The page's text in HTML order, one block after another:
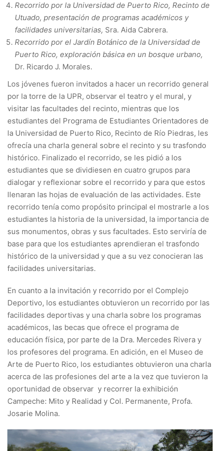
Recorrido por la Universidad de Puerto Rico, Recinto de
Utuado, presentación de programas académicos y
facilidades universitarias, Sra. Aida Cabrera.
Recorrido por el Jardín Botánico de la Universidad de
Puerto Rico, exploración básica en un bosque urbano,
Dr. Ricardo J. Morales.
Los jóvenes fueron invitados a hacer un recorrido general
por la torre de la UPR, observar el teatro y el mural, y
visitar las facultades del recinto, mientras que los
estudiantes del Programa de Estudiantes Orientadores de
la Universidad de Puerto Rico, Recinto de Río Piedras, les
ofrecía una charla general sobre el recinto y su trasfondo
histórico. Finalizado el recorrido, se les pidió a los
estudiantes que se dividiesen en cuatro grupos para
dialogar y reflexionar sobre el recorrido y para que estos
llenaran las hojas de evaluación de las actividades. Este
recorrido tenía como propósito principal el mostrarle a los
estudiantes la historia de la universidad, la importancia de
sus monumentos, obras y sus facultades. Esto serviría de
base para que los estudiantes aprendieran el trasfondo
histórico de la universidad y que a su vez conocieran las
facilidades universitarias.
En cuanto a la invitación y recorrido por el Complejo
Deportivo, los estudiantes obtuvieron un recorrido por las
facilidades deportivas y una charla sobre los programas
académicos, las becas que ofrece el programa de
educación física, por parte de la Dra. Mercedes Rivera y
los profesores del programa. En adición, en el Museo de
Arte de Puerto Rico, los estudiantes obtuvieron una charla
acerca de las profesiones del arte a la vez que tuvieron la
oportunidad de observar y recorrer la exhibición
Campeche: Mito y Realidad y Col. Permanente, Profa.
Josarie Molina.